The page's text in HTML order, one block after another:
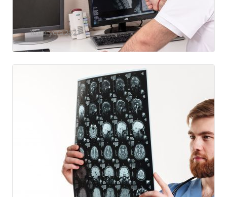
16 августа 2022
скидка на любое МРТ 15%